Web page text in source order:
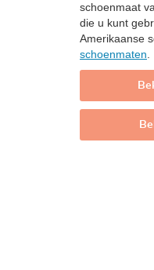
schoenmaat
die u kunt
Amerikaanse
schoenmaten